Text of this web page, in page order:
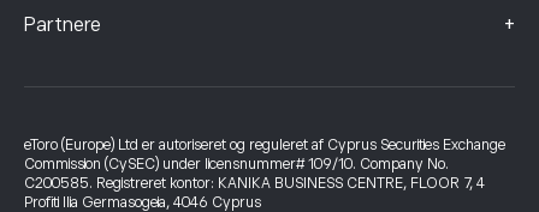
Partnere +
eToro (Europe) Ltd er autoriseret og reguleret af Cyprus Securities Exchange
Commission (CySEC) under licensnummer# 109/10. Company No.
C200585. Registreret kontor: KANIKA BUSINESS CENTRE, FLOOR 7, 4
Profiti Ilia Germasogeia, 4046 Cyprus